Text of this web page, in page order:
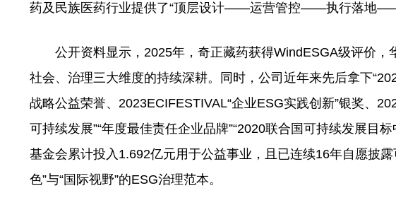
药及民族医药行业提供了“顶层设计——运营管控——执行落地——
公开资料显示，2025年，奇正藏药获得WindESGA级评价，
社会、治理三大维度的持续深耕。同时，公司近年来先后拿下
战略公益荣誉、2023ECIFESTIVAL“企业ESG实践创新”银奖、
可持续发展”“年度最佳责任企业品牌”“2020联合国可持续发展目
基金会累计投入1.692亿元用于公益事业，且已连续16年自愿披
色”与“国际视野”的ESG治理范本。